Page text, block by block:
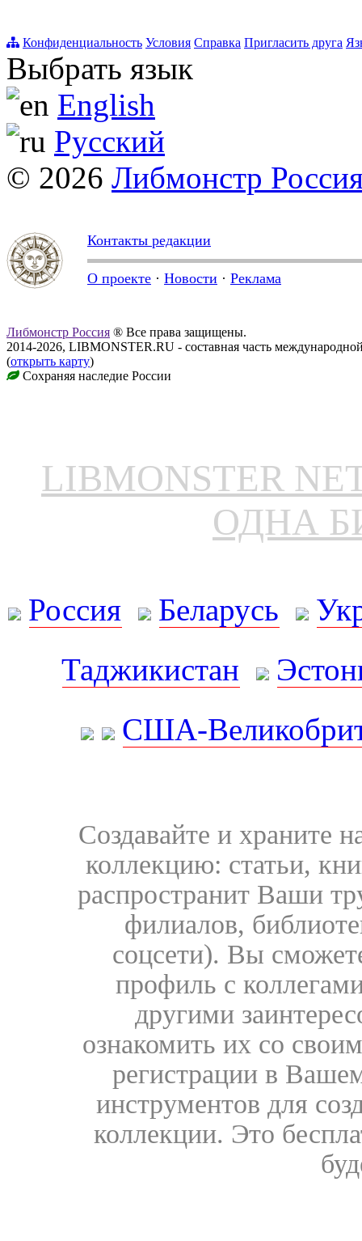
Конфиденциальность Условия Справка Пригласить друга
Выбрать язык
English
Русский
© 2026 Либмонстр
Контакты редакции
О проекте · Новости · Реклама
Либмонстр Россия ® Все права защищены.
2014-2026, LIBMONSTER.RU - составная часть
(открыть карту)
Сохраняя наследие России
LIBMONSTER
ОДНА
Россия Беларусь
Таджикистан
США-
Создавайте и храните
коллекцию: статьи,
распространит Ваши
филиалов,
соцсети). Вы
профиль с
другими
ознакомить их со
регистрации в
инструментов для
коллекции. Это